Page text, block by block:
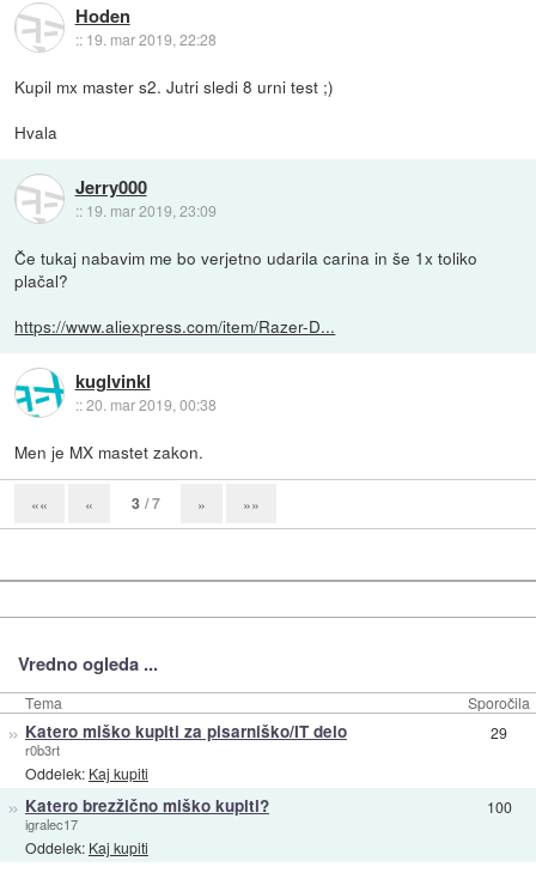
Hoden
:: 19. mar 2019, 22:28
Kupil mx master s2. Jutri sledi 8 urni test ;)
Hvala
Jerry000
:: 19. mar 2019, 23:09
Če tukaj nabavim me bo verjetno udarila carina in še 1x toliko
plačal?
https://www.aliexpress.com/item/Razer-D...
kuglvinkl
::20. mar 2019, 00:38
Men je MX mastet zakon.
«« « 3 / 7 » »»
Vredno ogleda ...
Tema Sporočila
» Katero miško kupiti za pisarniško/IT delo
r0b3rt
Oddelek: Kaj kupiti
29
» Katero brezžično miško kupiti?
igralec17
Oddelek: Kaj kupiti
100